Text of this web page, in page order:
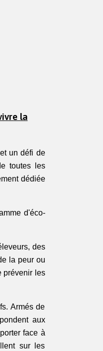
la
un défi de
toutes les
dédiée
d'éco-
des
la peur ou
prévenir les
Armés de
aux
face à
sur les